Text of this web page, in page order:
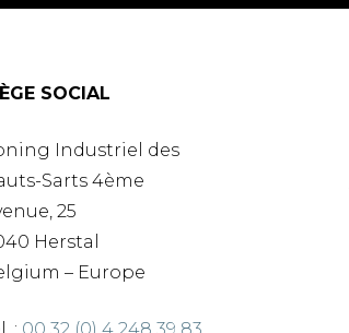
SOCIAL
Industriel des
Sarts 4ème
25
Herstal
– Europe